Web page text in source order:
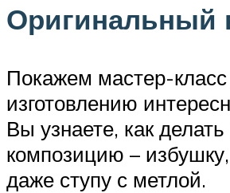
Оригинальный
Покажем мастер-
изготовлению
Вы узнаете, как
композицию –
даже ступу с метлой.